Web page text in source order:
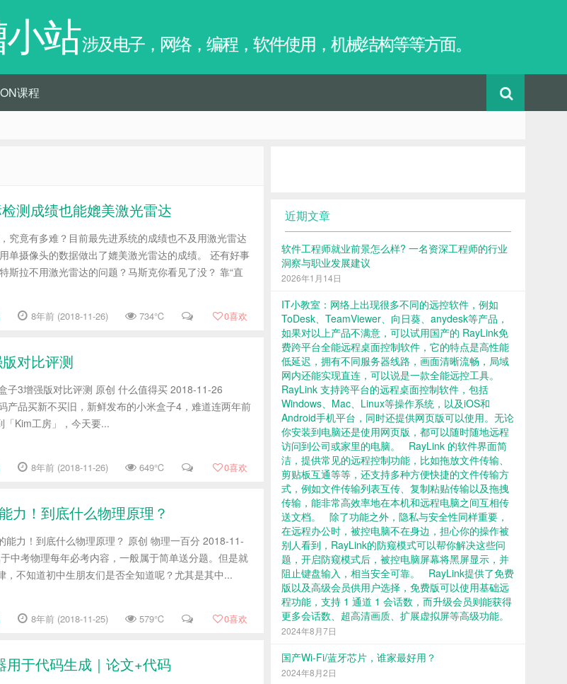
站涉及电子，网络，编程，软件使用，机械结构等等方面。
课程
测成绩也能媲美激光雷达
究竟有多难？目前最先进系统的成绩也不及用激光雷达
单摄像头的数据做出了媲美激光雷达的成绩。 还有好事
斯拉不用激光雷达的问题？马斯克你看见了没？ 靠“直
8年前 (2018-11-26) 734℃ 0喜欢
对比评测
子3增强版对比评测 原创 什么值得买 2018-11-26
产品买新不买旧，新鲜发布的小米盒子4，难道连两年前
「Kim工房」，今天要...
8年前 (2018-11-26) 649℃ 0喜欢
力！到底什么物理原理？
能力！到底什么物理原理？ 原创 物理一百分 2018-11-
中考物理每年必考内容，一般属于简单送分题。但是就
不知道初中生朋友们是否全知道呢？尤其是其中...
8年前 (2018-11-25) 579℃ 0喜欢
于代码生成｜论文+代码
近期文章
软件工程师就业前景怎么样? 一名资深工程师的行业
洞察与职业发展建议
2026年1月14日
IT小教室：网络上出现很多不同的远控软件，例如
ToDesk、TeamViewer、向日葵、anydesk等产品，
如果对以上产品不满意，可以试用国产的 RayLink免
费跨平台全能远程桌面控制软件，它的特点是高性能
低延迟，拥有不同服务器线路，画面清晰流畅，局域
网内还能实现直连，可以说是一款全能远控工具。
RayLink 支持跨平台的远程桌面控制软件，包括
Windows、Mac、Linux等操作系统，以及iOS和
Android手机平台，同时还提供网页版可以使用。无论
你安装到电脑还是使用网页版，都可以随时随地远程
访问到公司或家里的电脑。 RayLink 的软件界面简
洁，提供常见的远程控制功能，比如拖放文件传输、
剪贴板互通等等，还支持多种方便快捷的文件传输方
式，例如文件传输列表互传、复制粘贴传输以及拖拽
传输，能非常高效率地在本机和远程电脑之间互相传
送文档。 除了功能之外，隐私与安全性同样重要，
在远程办公时，被控电脑不在身边，担心你的操作被
别人看到，RayLink的防窥模式可以帮你解决这些问
题，开启防窥模式后，被控电脑屏幕将黑屏显示，并
阻止键盘输入，相当安全可靠。 RayLink提供了免费
版以及高级会员供用户选择，免费版可以使用基础远
程功能，支持 1 通道 1 会话数，而升级会员则能获得
更多会话数、超高清画质、扩展虚拟屏等高级功能。
2024年8月7日
国产Wi-Fi/蓝牙芯片，谁家最好用？
2024年8月2日